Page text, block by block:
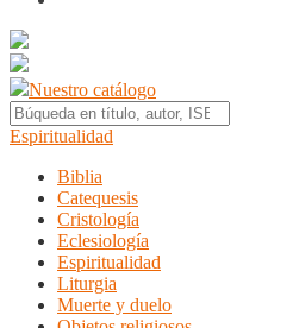
Nuestro catálogo
Espiritualidad
Biblia
Catequesis
Cristología
Eclesiología
Espiritualidad
Liturgia
Muerte y duelo